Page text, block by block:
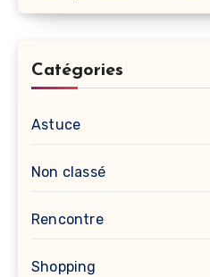
Catégories
Astuce
Non classé
Rencontre
Shopping